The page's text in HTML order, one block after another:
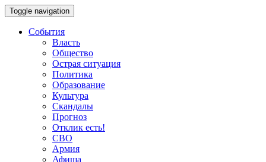
Toggle navigation
События
Власть
Общество
Острая ситуация
Политика
Образование
Культура
Скандалы
Прогноз
Отклик есть!
СВО
Армия
Афиша